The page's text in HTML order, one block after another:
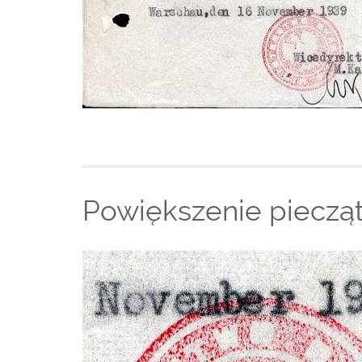
Powiększenie